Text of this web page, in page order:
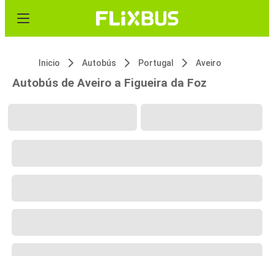
Inicio Autobús Portugal Aveiro
Autobús de Aveiro a Figueira da Foz